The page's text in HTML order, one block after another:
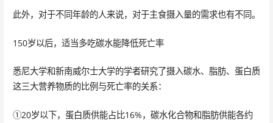
此外，对于不同年龄的人来说，对于主食摄入量的需求也有不同。
150岁以后，适当多吃碳水能降低死亡率
悉尼大学和新南威尔士大学的学者研究了摄入碳水、脂肪、蛋白质
这三大营养物质的比例与死亡率的关系：
①20岁以下，蛋白质供能占比16%，碳水化合物和脂肪供能各约